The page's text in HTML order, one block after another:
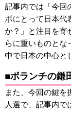
記事内では「今回
ボにとって日本代
か？」と注目を寄
らに重いものとな
中で日本の中心と
■ボランチの鎌
また、今回の鍵を
人選で、記事内で